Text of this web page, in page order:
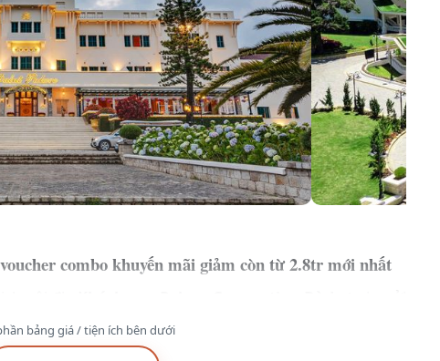
combo khuyến mãi giảm còn từ 2.8tr mới nhất
cầu trong giai đoạn ảnh hưởng của dịch Covit 19, cụ thể
bảng giá / tiện ích bên dưới